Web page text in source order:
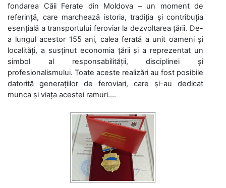
fondarea Căii Ferate din Moldova – un moment de
referință, care marchează istoria, tradiția și contribuția
esențială a transportului feroviar la dezvoltarea țării. De-
a lungul acestor 155 ani, calea ferată a unit oameni și
localități, a susținut economia țării și a reprezentat un
simbol al responsabilității, disciplinei și
profesionalismului. Toate aceste realizări au fost posibile
datorită generațiilor de feroviari, care și-au dedicat
munca și viața acestei ramuri....